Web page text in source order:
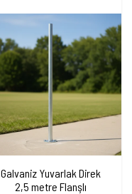
Galvaniz Yuvarlak Direk
2,5 metre Flanşlı